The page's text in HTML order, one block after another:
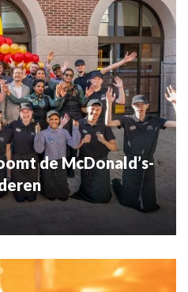
de McDonald’s-